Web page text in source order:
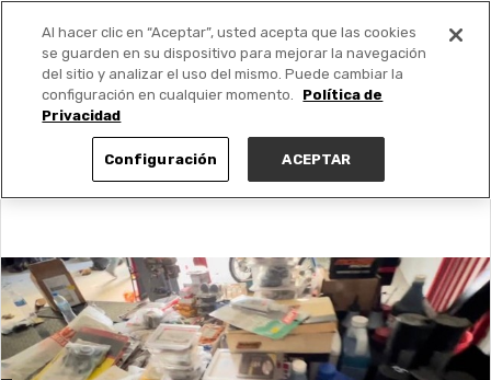
PUBLICA GRATIS +
Al hacer clic en “Aceptar”, usted acepta que las cookies
se guarden en su dispositivo para mejorar la navegación
del sitio y analizar el uso del mismo. Puede cambiar la
configuración en cualquier momento.
Política de
Privacidad
Configuración ACEPTAR